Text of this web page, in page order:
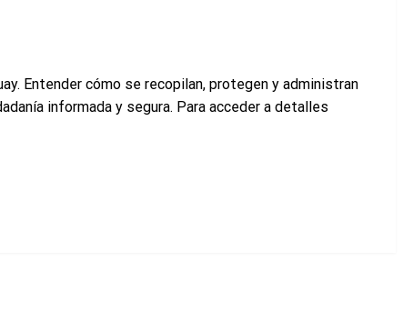
Entender cómo se recopilan, protegen y administran
informada y segura. Para acceder a detalles